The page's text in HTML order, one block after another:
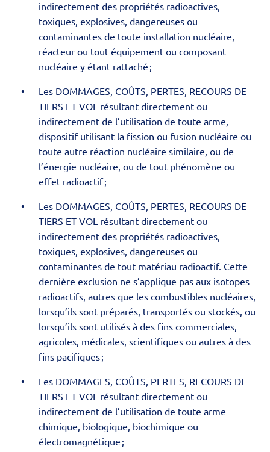
indirectement des propriétés radioactives,
toxiques, explosives, dangereuses ou
contaminantes de toute installation nucléaire,
réacteur ou tout équipement ou composant
nucléaire y étant rattaché ;
Les DOMMAGES, COÛTS, PERTES, RECOURS DE
TIERS ET VOL résultant directement ou
indirectement de l’utilisation de toute arme,
dispositif utilisant la fission ou fusion nucléaire ou
toute autre réaction nucléaire similaire, ou de
l’énergie nucléaire, ou de tout phénomène ou
effet radioactif ;
Les DOMMAGES, COÛTS, PERTES, RECOURS DE
TIERS ET VOL résultant directement ou
indirectement des propriétés radioactives,
toxiques, explosives, dangereuses ou
contaminantes de tout matériau radioactif. Cette
dernière exclusion ne s’applique pas aux isotopes
radioactifs, autres que les combustibles nucléaires,
lorsqu’ils sont préparés, transportés ou stockés, ou
lorsqu’ils sont utilisés à des fins commerciales,
agricoles, médicales, scientifiques ou autres à des
fins pacifiques ;
Les DOMMAGES, COÛTS, PERTES, RECOURS DE
TIERS ET VOL résultant directement ou
indirectement de l’utilisation de toute arme
chimique, biologique, biochimique ou
électromagnétique ;